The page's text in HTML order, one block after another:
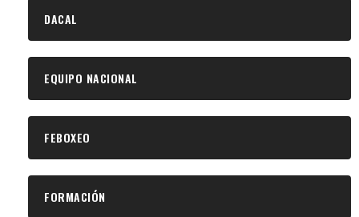
DACAL
EQUIPO NACIONAL
FEBOXEO
FORMACIÓN